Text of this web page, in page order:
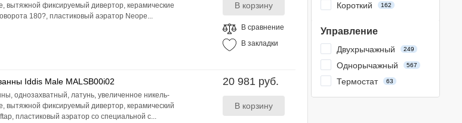
вытяжной фиксируемый дивертор, керамические
180?, пластиковый аэратор Neope...
В сравнение
В закладки
Iddis Male MALSB00i02
однозахватный, латунь, увеличенное никель-
вытяжной фиксируемый дивертор, керамический
пластиковый аэратор со специальной с...
20 981 руб.
Короткий 162
Управление
Двухрычажный 249
Однорычажный 567
Термостат 63